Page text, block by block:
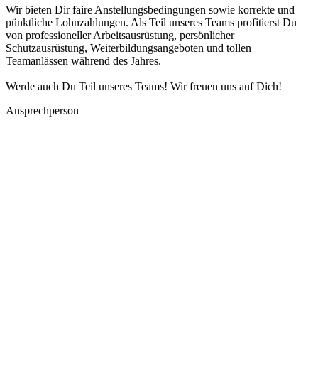
Wir bieten Dir faire Anstellungsbedingungen sowie korrekte und
pünktliche Lohnzahlungen. Als Teil unseres Teams profitierst Du
von professioneller Arbeitsausrüstung, persönlicher
Schutzausrüstung, Weiterbildungsangeboten und tollen
Teamanlässen während des Jahres.
Werde auch Du Teil unseres Teams! Wir freuen uns auf Dich!
Ansprechperson